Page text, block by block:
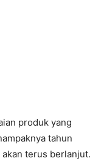
produk yang
tahun
terus berlanjut.